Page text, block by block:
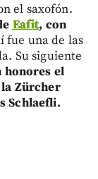
el saxofón.
Eafit, con
fue una de las
Su siguiente
honores el
Zürcher
Schlaefli.